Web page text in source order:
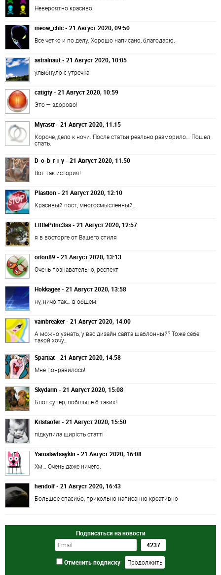
Невероятно красиво!
meow_chic - 21 Август 2020, 09:50
Все четко и по делу. Хорошо написано, благодарю.
astralnaut - 21 Август 2020, 10:05
улыбнуло с утречка
catigty - 21 Август 2020, 10:59
Это — здорово!
Myrastr - 21 Август 2020, 11:15
Короче, дело к ночи. После статьи реально разморило… Пошел
спать.
D_o_b_r_i_y - 21 Август 2020, 11:50
Вот так история!
Plastion - 21 Август 2020, 12:10
Красивый пост, многосмысленный…
LittlePrinc3ss - 21 Август 2020, 12:57
я в восторге от Вашего стиля
orion89 - 21 Август 2020, 13:13
Очень познавательно, респект
Hokkagee - 21 Август 2020, 13:58
ну, ничо так… в общем.
vainbreaker - 21 Август 2020, 14:00
А можно узнать, у вас дизайн сайта шаблонный? Тоже себе
такой хочу…
Spartiat - 21 Август 2020, 14:58
Мне понравилось!
Skydarin - 21 Август 2020, 15:08
Блог супер, побільше б таких!
Kristaofer - 21 Август 2020, 15:50
підкупила щирість статті
YaroslavIsaykin - 21 Август 2020, 16:08
Хм… Очень даже ничего.
hendolf - 21 Август 2020, 16:43
Большое спасибо, прикольно написанно креативно
Подписаться на новости
Отменить подписку